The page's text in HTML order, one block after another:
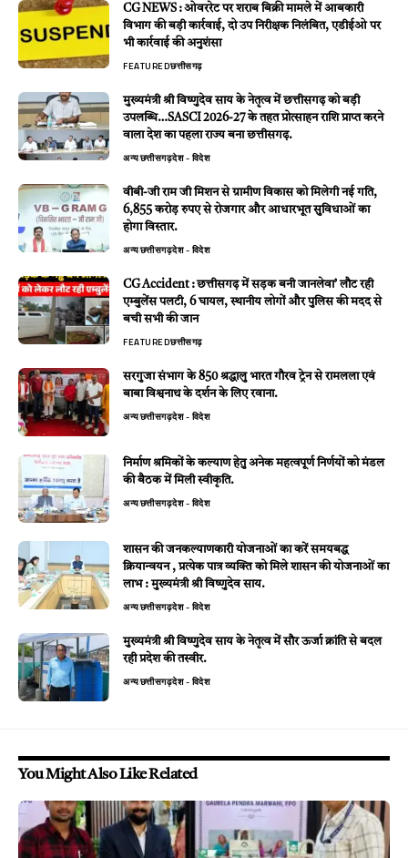
CG NEWS : ओवररेट पर शराब बिक्री मामले में आबकारी
विभाग की बड़ी कार्रवाई, दो उप निरीक्षक निलंबित, एडीईओ पर
भी कार्रवाई की अनुशंसा
FEATUREDछत्तीसगढ़
मुख्यमंत्री श्री विष्णुदेव साय के नेतृत्व में छत्तीसगढ़ को बड़ी
उपलब्धि…SASCI 2026-27 के तहत प्रोत्साहन राशि प्राप्त करने
वाला देश का पहला राज्य बना छत्तीसगढ़.
अन्यछत्तीसगढ़देश - विदेश
वीबी-जी राम जी मिशन से ग्रामीण विकास को मिलेगी नई गति,
6,855 करोड़ रुपए से रोजगार और आधारभूत सुविधाओं का
होगा विस्तार.
अन्यछत्तीसगढ़देश - विदेश
CG Accident : छत्तीसगढ़ में सड़क बनी जानलेवा’ लौट रही
एम्बुलेंस पलटी, 6 घायल, स्थानीय लोगों और पुलिस की मदद से
बची सभी की जान
FEATUREDछत्तीसगढ़
सरगुजा संभाग के 850 श्रद्धालु भारत गौरव ट्रेन से रामलला एवं
बाबा विश्वनाथ के दर्शन के लिए रवाना.
अन्यछत्तीसगढ़देश - विदेश
निर्माण श्रमिकों के कल्याण हेतु अनेक महत्वपूर्ण निर्णयों को मंडल
की बैठक में मिली स्वीकृति.
अन्यछत्तीसगढ़देश - विदेश
शासन की जनकल्याणकारी योजनाओं का करें समयबद्ध
क्रियान्वयन , प्रत्येक पात्र व्यक्ति को मिले शासन की योजनाओं का
लाभ : मुख्यमंत्री श्री विष्णुदेव साय.
अन्यछत्तीसगढ़देश - विदेश
मुख्यमंत्री श्री विष्णुदेव साय के नेतृत्व में सौर ऊर्जा क्रांति से बदल
रही प्रदेश की तस्वीर.
अन्यछत्तीसगढ़देश - विदेश
You Might Also Like Related